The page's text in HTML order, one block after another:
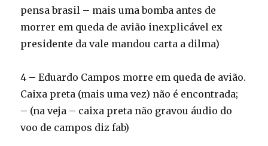
pensa brasil – mais uma bomba antes de
morrer em queda de avião inexplicável ex
presidente da vale mandou carta a dilma)
4 – Eduardo Campos morre em queda de avião.
Caixa preta (mais uma vez) não é encontrada;
– (na veja – caixa preta não gravou áudio do
voo de campos diz fab)